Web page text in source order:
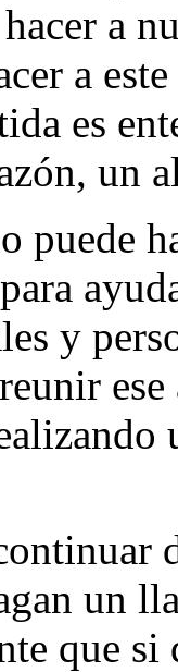
a
a
es
un
y
un
que